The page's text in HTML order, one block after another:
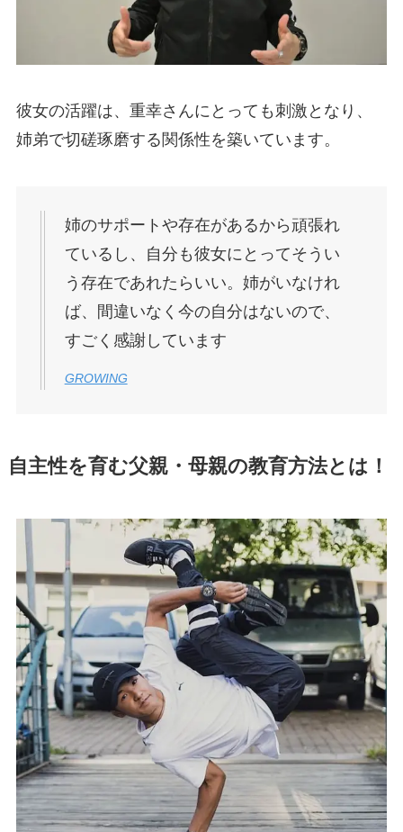
彼女の活躍は、重幸さんにとっても刺激となり、
姉弟で切磋琢磨する関係性を築いています。
姉のサポートや存在があるから頑張れ
ているし、自分も彼女にとってそうい
う存在であれたらいい。姉がいなけれ
ば、間違いなく今の自分はないので、
すごく感謝しています
GROWING
自主性を育む父親・母親の教育方法とは！